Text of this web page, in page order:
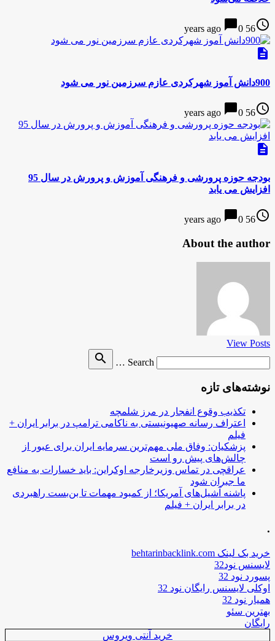
access_time
56 years ago
chat_bubble0
description
900دانش آموز شهرکردی عازم سرزمین نور می شود
access_time
56 years ago
chat_bubble0
description
بودجه حوزه پرورشی و فرهنگی آموزش و پرورش در سال 95
افزایش می یابد
access_time
56 years ago
chat_bubble0
About the author
View Posts
Search …
search
نوشته‌های تازه
تکذیب وقوع انفجار در مرز شلمچه
اعتراف رسانه صهیونیستی به ناکامی ترامپ در برابر ایران +
فیلم
پزشکیان: وفاق ملی مهم‌ترین سرمایه ایران برای عبور از
چالش‌های پیش رو است
عراقچی در تماس وزیرخارجه اوکراین: باید خسارات به منافع
ما جبران شود
پاشنه آشیل‌های آمریکا؛ از کمبود مهمات تا بن‌بست راهبردی
در برابر ایران + فیلم
.
خرید بک لینک behtarinbacklink.com
لایسنس نود32
پسورد نود 32
اوکلی لایسنس رایگان نود 32
همیار نود 32
بهترین سئو
رایگان
خرید آنتی ویروس